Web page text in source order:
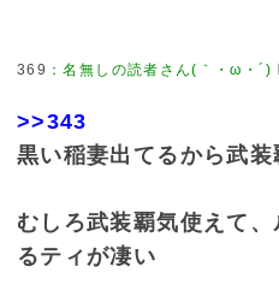
369 ：名無しの読者さん(｀・ω・´)
>>343
黒い稲妻出てるから武
むしろ武装覇気使えて
るティが凄い